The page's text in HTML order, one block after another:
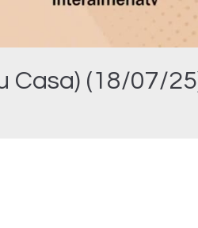
Casa) (18/07/